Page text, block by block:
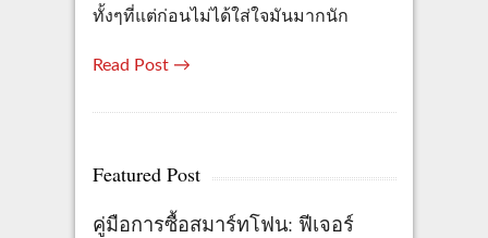
ทั้งๆที่แต่ก่อนไม่ได้ใส่ใจมันมากนัก
Read Post →
Featured Post
คู่มือการซื้อสมาร์ทโฟน: ฟีเจอร์